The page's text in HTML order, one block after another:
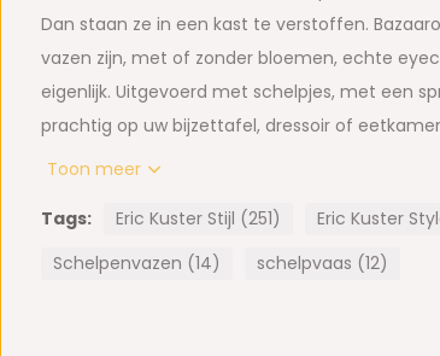
Dan staan ze in een kast te verstoffen.
vazen zijn, met of zonder bloemen, echte
eigenlijk. Uitgevoerd met schelpjes, met een
prachtig op uw bijzettafel, dressoir of
Bazaaronline gewend bent – net even anders
- 45 x 45 x 28 cm
Toon meer
Tags: Eric Kuster Stijl (251) Eric Kuster
Schelpenvazen (14)
schelpvaas (12)